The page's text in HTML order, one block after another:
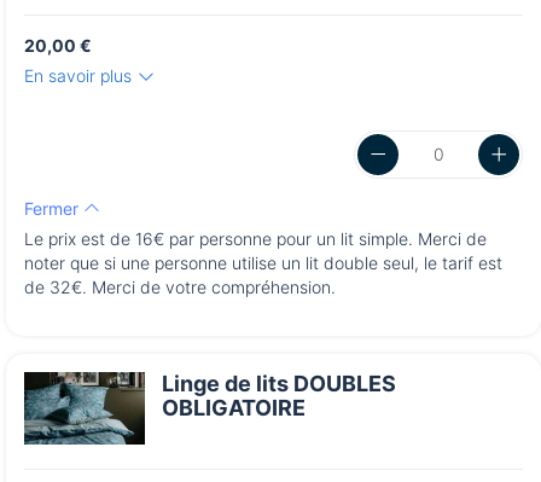
20,00 €
En savoir plus
Fermer
Le prix est de 16€ par personne pour un lit simple. Merci de
noter que si une personne utilise un lit double seul, le tarif est
de 32€. Merci de votre compréhension.
Linge de lits DOUBLES
OBLIGATOIRE